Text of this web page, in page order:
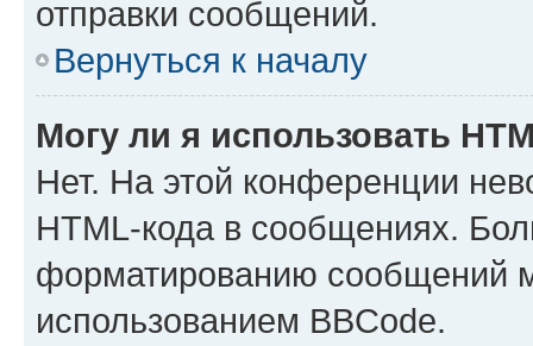
отправки сообщений.
Вернуться к началу
Могу ли я использовать
Нет. На этой конференции
HTML-кода в сообщениях.
форматированию сообщений
использованием BBCode.